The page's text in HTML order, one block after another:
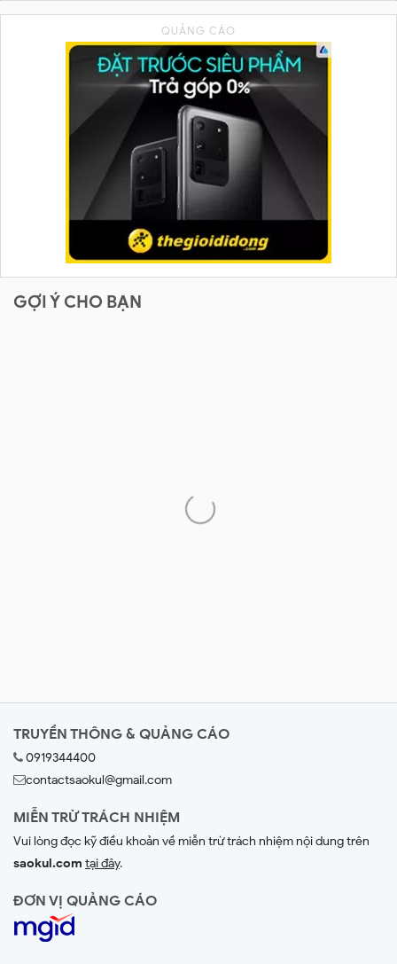
GỢI Ý CHO BẠN
TRUYỀN THÔNG & QUẢNG CÁO
0919344400
contactsaokul@gmail.com
MIỄN TRỪ TRÁCH NHIỆM
Vui lòng đọc kỹ điều khoản về miễn trừ trách nhiệm nội dung trên
saokul.com tại đây.
ĐƠN VỊ QUẢNG CÁO